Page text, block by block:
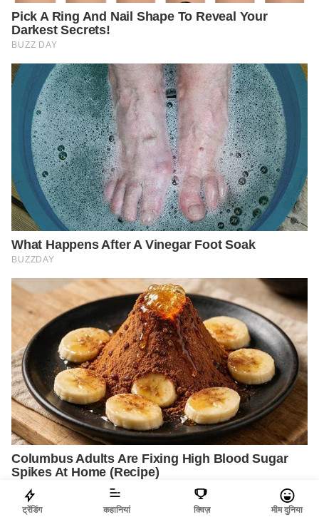
ट्रेंडिंग कहानियां क्विज़ मीम दुनिया